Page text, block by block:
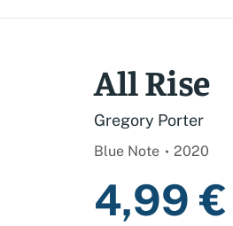
All Rise
Gregory Porter
Blue Note 2020
4,99 €